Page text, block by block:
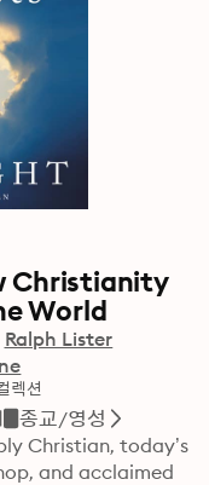
Christianity
World
Ralph Lister
렉션
종교/영성
Christian, today’s
and acclaimed